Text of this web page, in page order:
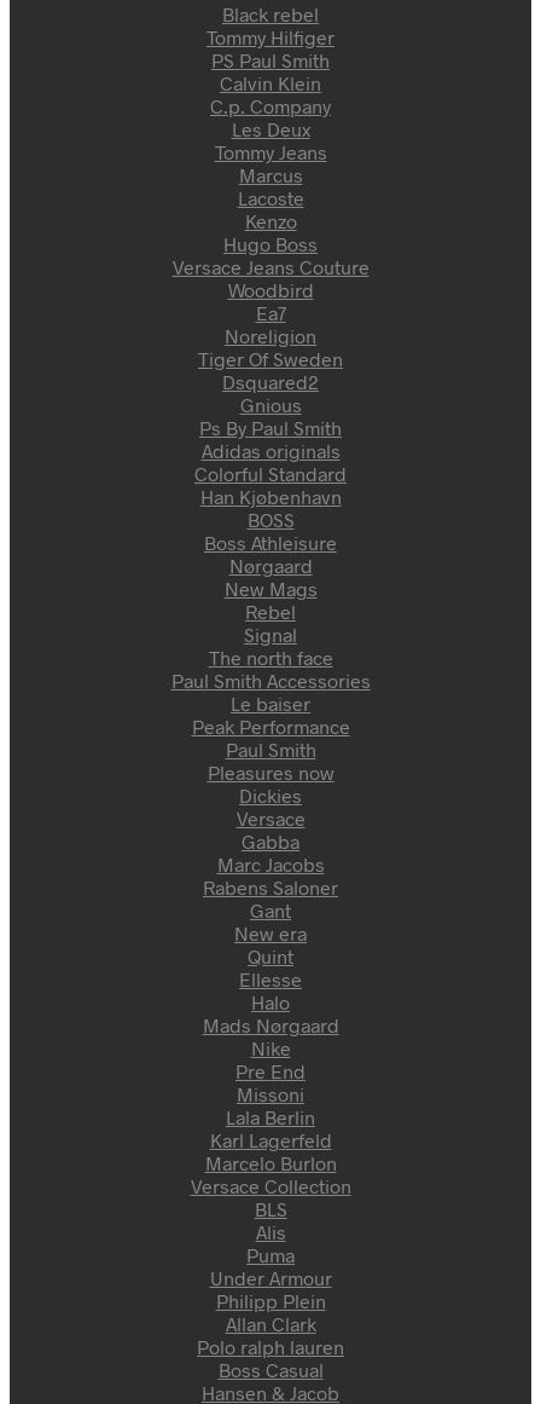
Black rebel
Tommy Hilfiger
PS Paul Smith
Calvin Klein
C.p. Company
Les Deux
Tommy Jeans
Marcus
Lacoste
Kenzo
Hugo Boss
Versace Jeans Couture
Woodbird
Ea7
Noreligion
Tiger Of Sweden
Dsquared2
Gnious
Ps By Paul Smith
Adidas originals
Colorful Standard
Han Kjøbenhavn
BOSS
Boss Athleisure
Nørgaard
New Mags
Rebel
Signal
The north face
Paul Smith Accessories
Le baiser
Peak Performance
Paul Smith
Pleasures now
Dickies
Versace
Gabba
Marc Jacobs
Rabens Saloner
Gant
New era
Quint
Ellesse
Halo
Mads Nørgaard
Nike
Pre End
Missoni
Lala Berlin
Karl Lagerfeld
Marcelo Burlon
Versace Collection
BLS
Alis
Puma
Under Armour
Philipp Plein
Allan Clark
Polo ralph lauren
Boss Casual
Hansen & Jacob